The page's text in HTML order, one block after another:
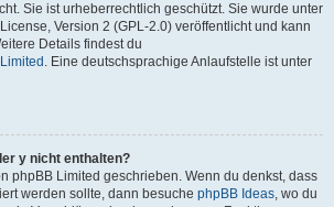
Sie ist urheberrechtlich geschützt. Sie wurde unter
Version 2 (GPL-2.0) veröffentlicht und kann
Details findest du
. Eine deutschsprachige Anlaufstelle ist unter
y nicht enthalten?
phpBB Limited geschrieben. Wenn du denkst, dass
werden sollte, dann besuche phpBB Ideas, wo du